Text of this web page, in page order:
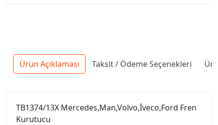
Ürün Açıklaması Taksit / Ödeme Seçenekleri
TB1374/13X Mercedes,Man,Volvo,İveco,Ford Fren
Kurutucu